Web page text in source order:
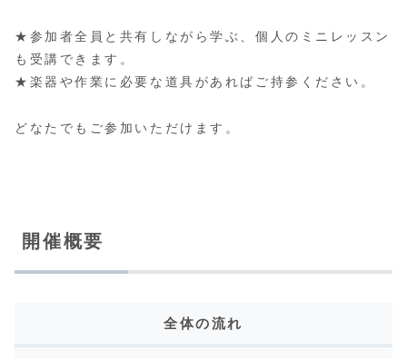
★参加者全員と共有しながら学ぶ、個人のミニレッスン
も受講できます。
★楽器や作業に必要な道具があればご持参ください。
どなたでもご参加いただけます。
開催概要
全体の流れ